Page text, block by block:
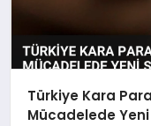
Türkiye Kara
Mücadelede